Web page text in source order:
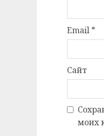
Email *
Сайт
моих